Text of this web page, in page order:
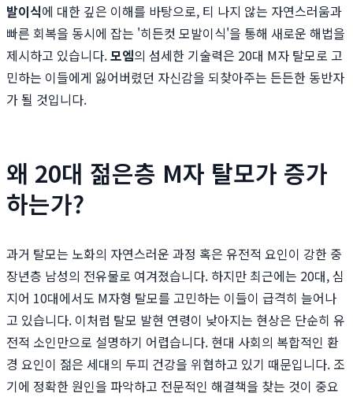
발이식에 대한 깊은 이해를 바탕으로, 티 나지 않는 자연스러움과
빠른 회복을 동시에 잡는 '히든컷 모발이식'을 통해 새로운 해법을
제시하고 있습니다.모엠의 섬세한 기술력은 20대 M자 탈모로 고
민하는 이들에게 잃어버렸던 자신감을 되찾아주는 든든한 동반자
가 될 것입니다.
왜 20대 젊은층 M자 탈모가 증가
하는가?
과거 탈모는 노화의 자연스러운 과정 혹은 유전적 요인이 강한 중
장년층 남성의 전유물로 여겨졌습니다. 하지만 최근에는 20대, 심
지어 10대에서도 M자형 탈모를 고민하는 이들이 급격히 늘어나
고 있습니다. 이처럼 탈모 발현 연령이 낮아지는 현상은 단순히 유
전적 소인만으로 설명하기 어렵습니다. 현대 사회의 복합적인 환
경 요인이 젊은 세대의 두피 건강을 위협하고 있기 때문입니다. 조
기에 정확한 원인을 파악하고 전문적인 해결책을 찾는 것이 중요